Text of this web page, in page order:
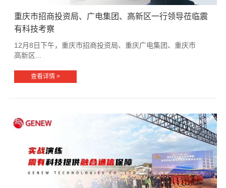
重庆市招商投资局、广电集团、高新区一行领导莅临震
有科技考察
12月8日下午，重庆市招商投资局、重庆广电集团、重庆市
高新区...
查看详情 >